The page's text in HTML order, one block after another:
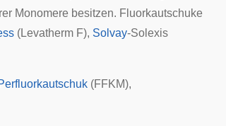
Monomere besitzen. Fluorkautschuke
(Levatherm F), Solvay-Solexis
(FFKM),